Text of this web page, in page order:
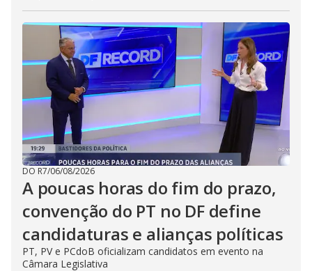
DO R7/06/08/2026
A poucas horas do fim do prazo,
convenção do PT no DF define
candidaturas e alianças políticas
PT, PV e PCdoB oficializam candidatos em evento na
Câmara Legislativa